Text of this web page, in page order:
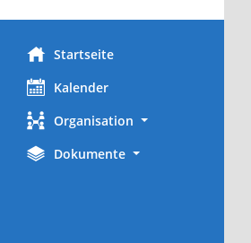
Startseite
Kalender
Organisation
Dokumente